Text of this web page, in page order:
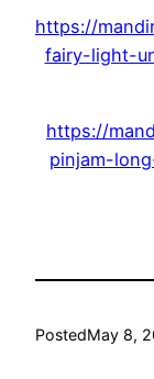
https://
fairy-light-
https://
pinjam-
PostedMay 8,